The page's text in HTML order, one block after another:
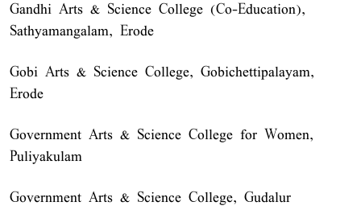
Gandhi Arts & Science College (Co-Education),
Sathyamangalam, Erode
Gobi Arts & Science College, Gobichettipalayam,
Erode
Government Arts & Science College for Women,
Puliyakulam
Government Arts & Science College, Gudalur